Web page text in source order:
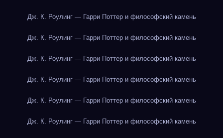
Дж. К. Роулинг — Гарри Поттер и философский камень
Дж. К. Роулинг — Гарри Поттер и философский камень
Дж. К. Роулинг — Гарри Поттер и философский камень
Дж. К. Роулинг — Гарри Поттер и философский камень
Дж. К. Роулинг — Гарри Поттер и философский камень
Дж. К. Роулинг — Гарри Поттер и философский камень